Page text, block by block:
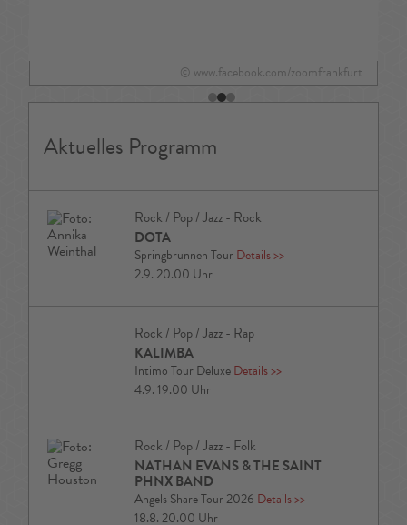
© www.facebook.com/zoomfrankfurt
Aktuelles Programm
Rock / Pop / Jazz - Rock
DOTA
Springbrunnen TourDetails>>
2.9. 20.00 Uhr
Rock / Pop / Jazz - Rap
KALIMBA
Intimo Tour DeluxeDetails>>
4.9. 19.00 Uhr
Rock / Pop / Jazz - Folk
NATHAN EVANS & THE SAINT
PHNX BAND
Angels Share Tour 2026 Details>>
18.8. 20.00 Uhr